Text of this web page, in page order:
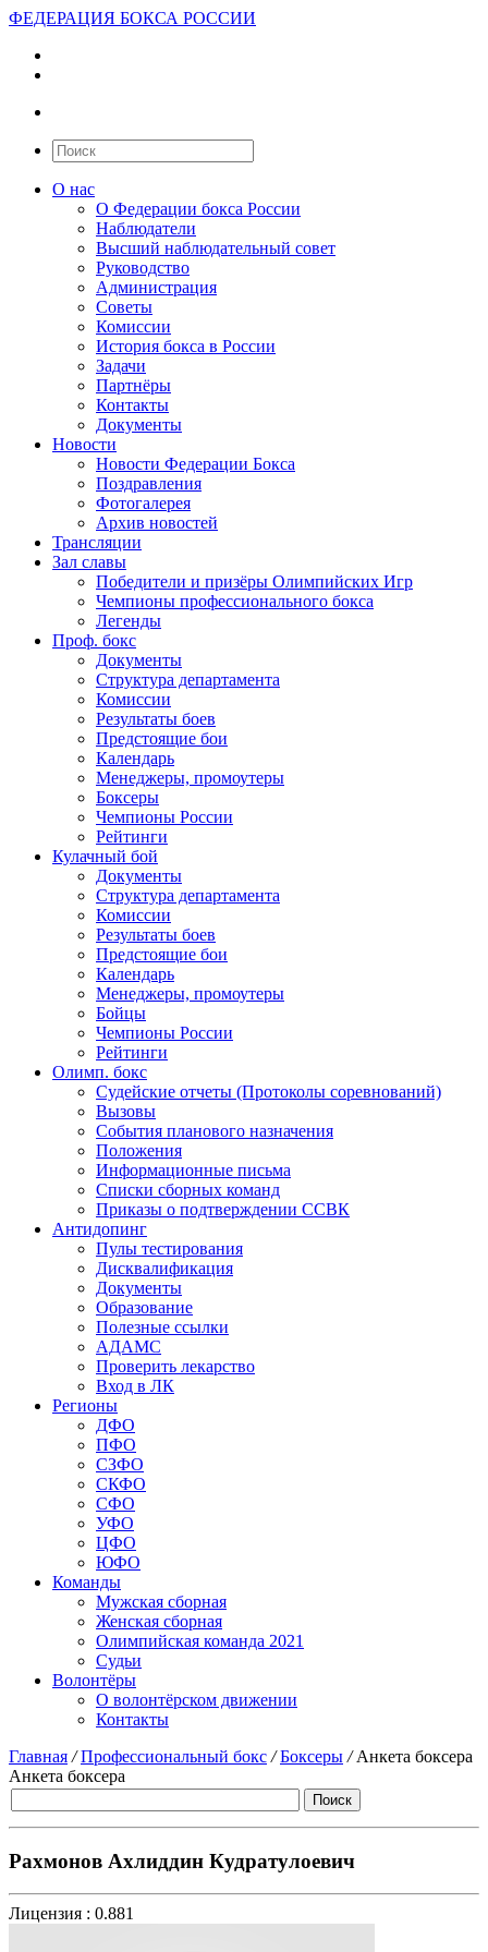
ФЕДЕРАЦИЯ БОКСА РОССИИ
О нас
О Федерации бокса России
Наблюдатели
Высший наблюдательный совет
Руководство
Администрация
Советы
Комиссии
История бокса в России
Задачи
Партнёры
Контакты
Документы
Новости
Новости Федерации Бокса
Поздравления
Фотогалерея
Архив новостей
Трансляции
Зал славы
Победители и призёры Олимпийских Игр
Чемпионы профессионального бокса
Легенды
Проф. бокс
Документы
Структура департамента
Комиссии
Результаты боев
Предстоящие бои
Календарь
Менеджеры, промоутеры
Боксеры
Чемпионы России
Рейтинги
Кулачный бой
Документы
Структура департамента
Комиссии
Результаты боев
Предстоящие бои
Календарь
Менеджеры, промоутеры
Бойцы
Чемпионы России
Рейтинги
Олимп. бокс
Судейские отчеты (Протоколы соревнований)
Вызовы
События планового назначения
Положения
Информационные письма
Списки сборных команд
Приказы о подтверждении ССВК
Антидопинг
Пулы тестирования
Дисквалификация
Документы
Образование
Полезные ссылки
АДАМС
Проверить лекарство
Вход в ЛК
Регионы
ДФО
ПФО
СЗФО
СКФО
СФО
УФО
ЦФО
ЮФО
Команды
Мужская сборная
Женская сборная
Олимпийская команда 2021
Судьи
Волонтёры
О волонтёрском движении
Контакты
Главная / Профессиональный бокс / Боксеры /Анкета боксера
Анкета боксера
Рахмонов Ахлиддин Кудратулоевич
Лицензия : 0.881